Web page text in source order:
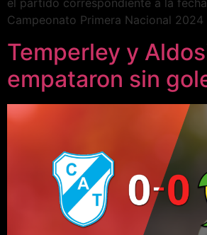
el partido correspondiente a la
Campeonato Primera Nacional
Temperley y
empataron sin